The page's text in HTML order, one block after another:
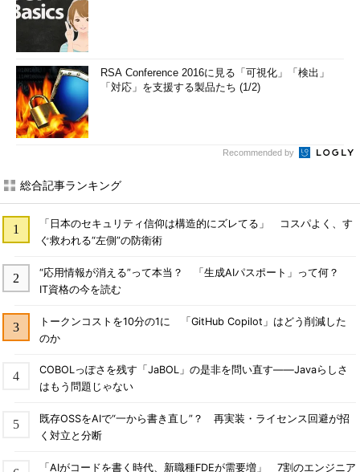
RSA Conference 2016に見る「可視化」「検出」
「対応」を支援する製品たち (1/2)
Recommended by
総合記事ランキング
「日本のセキュリティ信仰は構造的にズレてる」 コスパよく、す
ぐ救われる“左側”の防衛術
“応用情報が消える”って本当？ 「生成AIパスポート」って何？
IT資格の今を読む
トークンコストを10分の1に 「GitHub Copilot」はどう削減した
のか
COBOLっぽさを残す「JaBOL」の是非を問い直す――Javaらしさ
はもう問題じゃない
既存OSSをAIで“一から書き直し”？ 再実装・ライセンス回避が招
く対立と分断
「AIがコードを書く時代、新職種FDEが需要増」 7割のエンジニア